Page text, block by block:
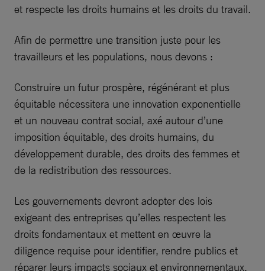
et respecte les droits humains et les droits du travail.
Afin de permettre une transition juste pour les
travailleurs et les populations, nous devons :
Construire un futur prospère, régénérant et plus
équitable nécessitera une innovation exponentielle
et un nouveau contrat social, axé autour d’une
imposition équitable, des droits humains, du
développement durable, des droits des femmes et
de la redistribution des ressources.
Les gouvernements devront adopter des lois
exigeant des entreprises qu’elles respectent les
droits fondamentaux et mettent en œuvre la
diligence requise pour identifier, rendre publics et
réparer leurs impacts sociaux et environnementaux,